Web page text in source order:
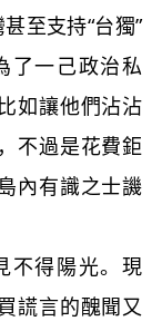
至支持“台獨”
了一己政治私
如讓他們沾沾
不過是花費鉅
內有識之士譏
得陽光。現
謊言的醜聞又